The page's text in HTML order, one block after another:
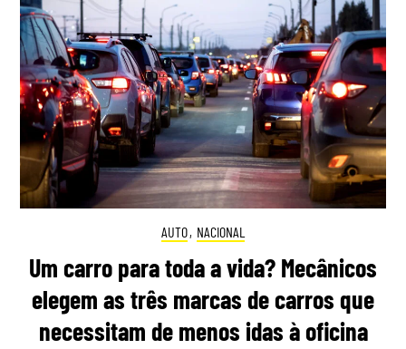
AUTO, NACIONAL
Um carro para toda a vida? Mecânicos
elegem as três marcas de carros que
necessitam de menos idas à oficina